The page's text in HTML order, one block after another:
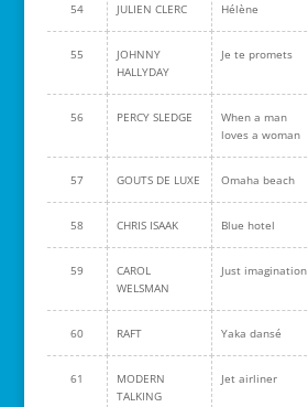
54 JULIEN CLERC Hélène
55
JOHNNY
HALLYDAY
Je te promets
56 PERCY SLEDGE
When a man
loves a woman
57 GOUTS DE LUXE Omaha beach
58 CHRIS ISAAK Blue hotel
59
CAROL
WELSMAN
Just imagination
60 RAFT Yaka dansé
61
MODERN
TALKING
Jet airliner